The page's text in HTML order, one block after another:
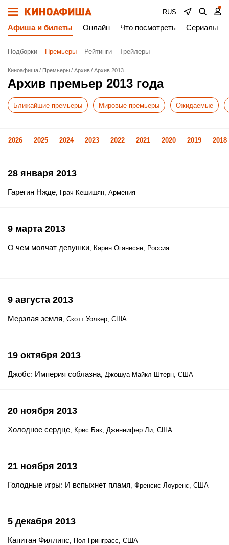
RUS
Афиша и билеты Онлайн Что посмотреть Сериалы
Подборки Премьеры Рейтинги Трейлеры
Киноафиша Премьеры Архив Архив 2013
Архив премьер 2013 года
Ближайшие премьеры Мировые премьеры Ожидаемые
2026 2025 2024 2023 2022 2021 2020 2019 2018
28 января 2013
Гарегин Нжде, Грач Кешишян, Армения
9 марта 2013
О чем молчат девушки, Карен Оганесян, Россия
9 августа 2013
Мерзлая земля, Скотт Уолкер, США
19 октября 2013
Джобс: Империя соблазна, Джошуа Майкл Штерн, США
20 ноября 2013
Холодное сердце, Крис Бак, Дженнифер Ли, США
21 ноября 2013
Голодные игры: И вспыхнет пламя, Френсис Лоуренс, США
5 декабря 2013
Капитан Филлипс, Пол Гринграсс, США